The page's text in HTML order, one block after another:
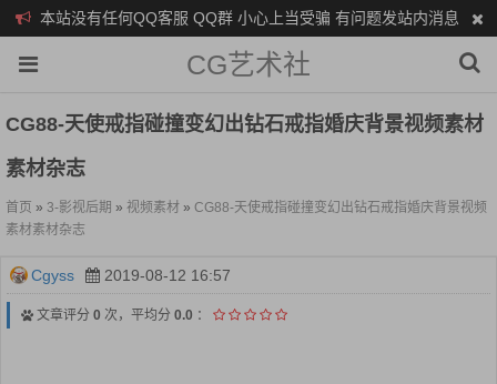
本站没有任何QQ客服 QQ群 小心上当受骗 有问题发站内消息
CG艺术社
CG88-天使戒指碰撞变幻出钻石戒指婚庆背景视频素材
素材杂志
首页 » 3-影视后期 » 视频素材 » CG88-天使戒指碰撞变幻出钻石戒指婚庆背景视频
素材素材杂志
Cgyss 2019-08-12 16:57
文章评分 0 次，平均分 0.0 ：